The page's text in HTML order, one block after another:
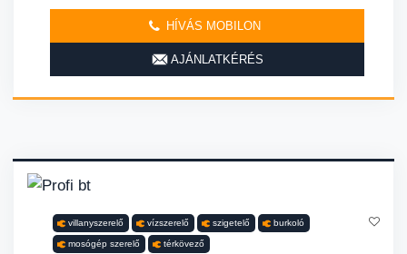
HÍVÁS MOBILON
AJÁNLATKÉRÉS
villanyszerelő vízszerelő szigetelő burkoló
mosógép szerelő térkövező